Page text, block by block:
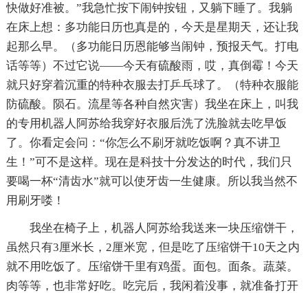
快做好准被。”我急忙按下闹钟按钮，又躺下睡了。我躺
在床上想：多功能日历也真是的，今天是星期天，还让我
起那么早。（多功能日历恩能够当闹钟，预报天气。打电
话等等）不过它说——今天有硫酸雨，哎，真倒霉！今天
就只好穿着沉重的特种衣服去打乒乓球了。（特种衣服能
防硫酸。陨石。流星等各种自然灾害）我坐在床上，叫我
的专用机器人阿苏给我穿好衣服后洗了洗脸就去吃早饭
了。你看定会问：“你怎么不刷牙就吃饭啊？真不讲卫
生！”可不是这样。现在是科技十分发达的时代，我们只
要喝一杯“清齿水”就可以使牙齿一生健康。所以我当然不
用刷牙喽！
我坐在椅子上，机器人阿苏给我送来一块压缩饼干，
虽然只有3厘米长，2厘米宽，但是吃了压缩饼干10天之内
就不用吃饭了。压缩饼干里有鸡蛋。面包。面条。蔬菜。
肉等等，也非常好吃。吃完后，我闲着没事，就准备打开